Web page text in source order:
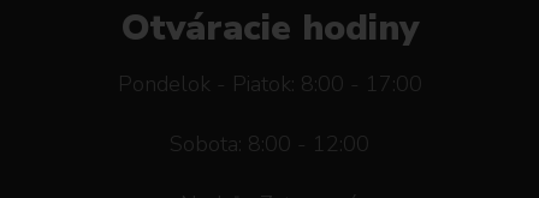
Otváracie hodiny
Pondelok - Piatok: 8:00 - 17:00
Sobota: 8:00 - 12:00